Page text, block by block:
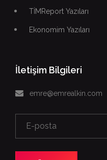
TİMReport Yazıları
Ekonomim Yazıları
İletişim Bilgileri
emre@emrealkin.com